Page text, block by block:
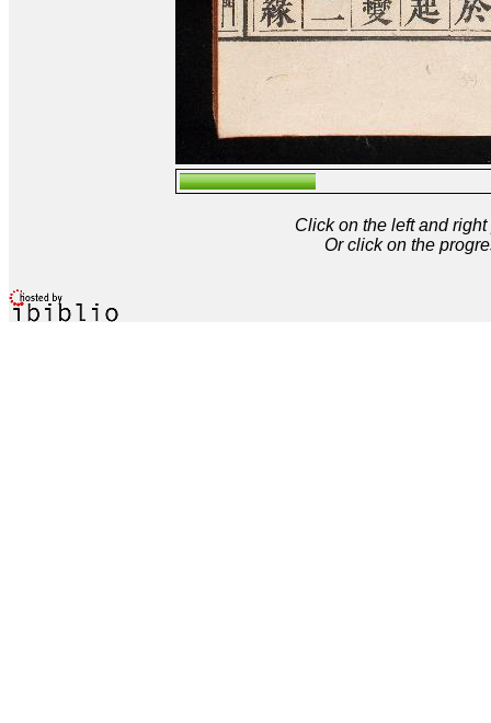
Click on the left and
Or click on the